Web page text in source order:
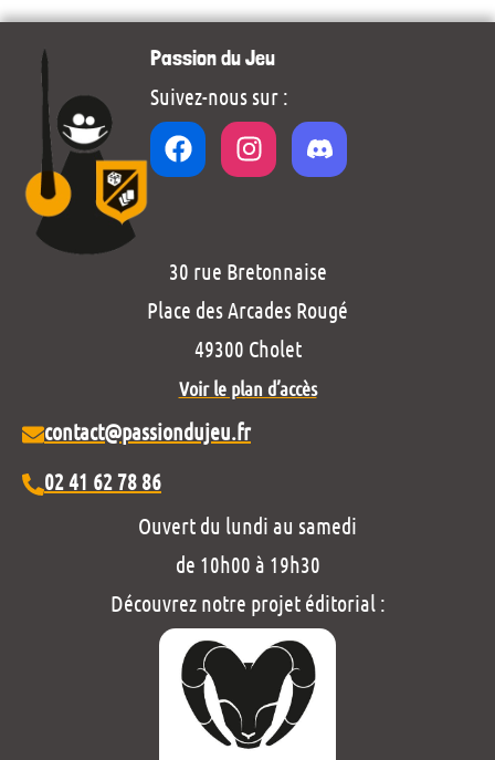
Passion du Jeu
Suivez-nous sur :
30 rue Bretonnaise
Place des Arcades Rougé
49300 Cholet
Voir le plan d’accès
contact@passiondujeu.fr
02 41 62 78 86
Ouvert du lundi au samedi
de 10h00 à 19h30
Découvrez notre projet éditorial :